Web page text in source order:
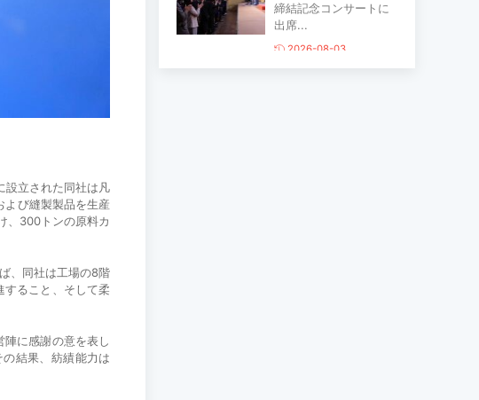
設立された同社は凡
び縫製製品を生産
、300トンの原料カ
、同社は工場の8階
ること、そして柔
に感謝の意を表し
結果、紡績能力は
締結記念コンサートに
出席...
2026-08-03